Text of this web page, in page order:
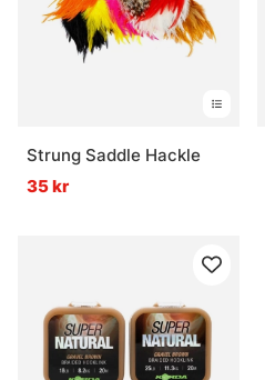
Strung Saddle Hackle
35 kr